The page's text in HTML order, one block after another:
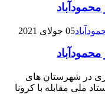
05 جولای 2021
در شهر‌ستان های
ملی مقابله با کرونا